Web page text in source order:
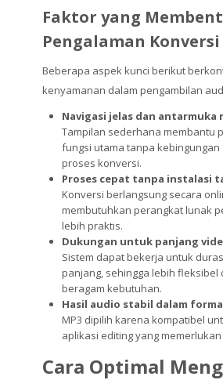
Faktor yang
Pengalaman
Beberapa aspek kunci berikut
kenyamanan dalam pengambilan
Navigasi jelas dan antarmuka
Tampilan sederhana membantu
fungsi utama tanpa
proses konversi.
Proses cepat tanpa instalasi
Konversi berlangsung secara
membutuhkan perangkat lunak
lebih praktis.
Dukungan untuk panjang
Sistem dapat bekerja untuk
panjang, sehingga lebih fleksibel
beragam kebutuhan.
Hasil audio stabil dalam
MP3 dipilih karena kompatibel
aplikasi editing yang
Cara Optimal